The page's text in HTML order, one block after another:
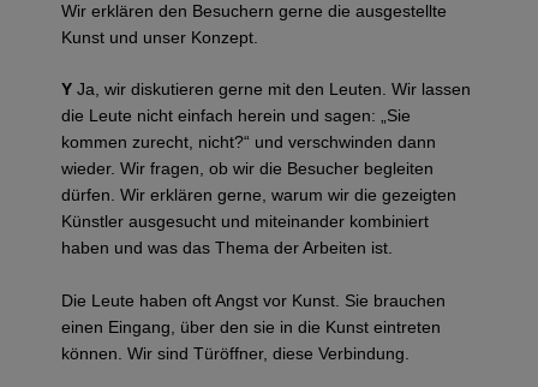
Wir erklären den Besuchern gerne die ausgestellte
Kunst und unser Konzept.
Y Ja, wir diskutieren gerne mit den Leuten. Wir lassen
die Leute nicht einfach herein und sagen: „Sie
kommen zurecht, nicht?“ und verschwinden dann
wieder. Wir fragen, ob wir die Besucher begleiten
dürfen. Wir erklären gerne, warum wir die gezeigten
Künstler ausgesucht und miteinander kombiniert
haben und was das Thema der Arbeiten ist.
Die Leute haben oft Angst vor Kunst. Sie brauchen
einen Eingang, über den sie in die Kunst eintreten
können. Wir sind Türöffner, diese Verbindung.